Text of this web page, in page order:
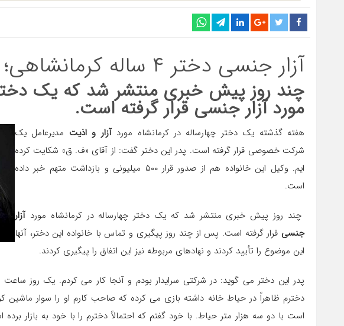
آزار جنسی دختر ۴ ساله کرمانشاهی؛ متهم بازداشت شد
چند روز پیش خبری منتشر شد که یک دختر
مورد آزار جنسی قرار گرفته است.
هفته گذشته یک دختر چهارساله در کرمانشاه مورد آزار و اذیت مدیرعامل یک
شرکت خصوصی قرار گرفته است. پدر این دختر گفت: از آقای «ف. ق» شکایت کرده
ایم. وکیل این خانواده هم از صدور قرار ۵۰۰ میلیونی و بازداشت متهم خبر داده
است.
چند روز پیش خبری منتشر شد که یک دختر چهارساله در کرمانشاه موردآزار
جنسی قرار گرفته است. پس از چند روز پیگیری و تماس با خانواده این دختر، آنها
این موضوع را تأیید کردند و نهادهای مربوطه نیز این اتفاق را پیگیری کردند.
دخترم ظاهراً در حیاط خانه داشته بازی می کرده که صاحب کارم او را سوار ماشین
است با دو سه هزار متر حیاط. با خود گفتم که احتمالاً دخترم را با خود به بازار